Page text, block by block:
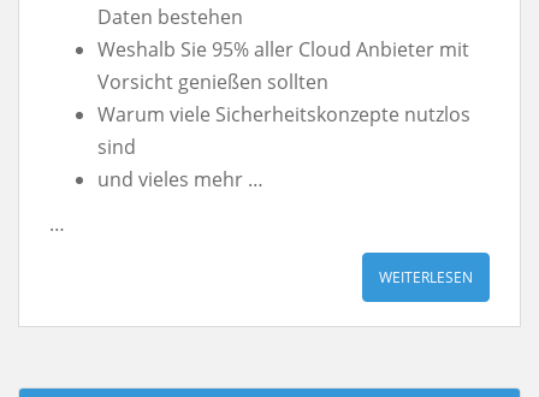
Daten bestehen
Weshalb Sie 95% aller Cloud Anbieter mit
Vorsicht genießen sollten
Warum viele Sicherheitskonzepte nutzlos
sind
und vieles mehr …
…
WEITERLESEN